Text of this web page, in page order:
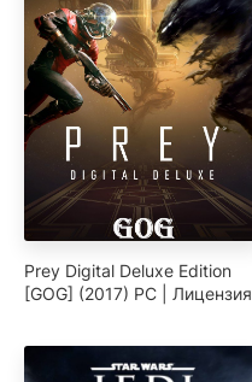
Prey Digital Deluxe Edition
[GOG] (2017) PC | Лицензия